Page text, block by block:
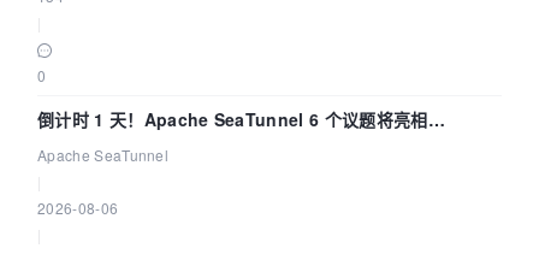
0
倒计时 1 天！Apache SeaTunnel 6 个议题将亮相
Community Over Code Asia 2026
Apache SeaTunnel
2026-08-06